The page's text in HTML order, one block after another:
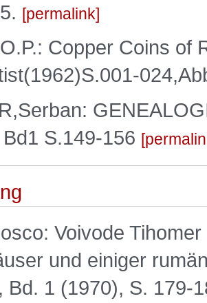
permalink
Copper Coins of
S.149-156
Voivode
und einiger
Bd. 1 (1970), S. 179-